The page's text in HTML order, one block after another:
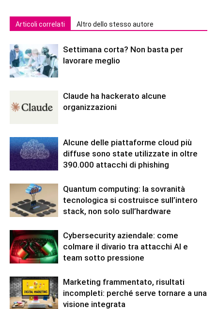
Articoli correlati Altro dello stesso autore
Settimana corta? Non basta per
lavorare meglio
Claude ha hackerato alcune
organizzazioni
Alcune delle piattaforme cloud più
diffuse sono state utilizzate in oltre
390.000 attacchi di phishing
Quantum computing: la sovranità
tecnologica si costruisce sull’intero
stack, non solo sull’hardware
Cybersecurity aziendale: come
colmare il divario tra attacchi AI e
team sotto pressione
Marketing frammentato, risultati
incompleti: perché serve tornare a una
visione integrata